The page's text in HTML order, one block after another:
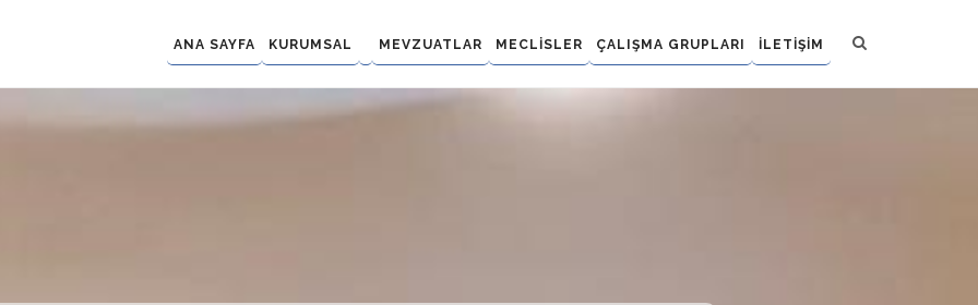
ANA SAYFA KURUMSAL MEVZUATLAR MECLİSLER ÇALIŞMA GRUPLARI İLETİŞİM